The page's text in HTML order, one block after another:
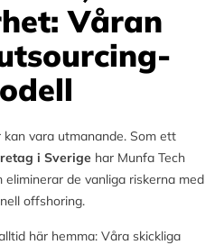
Våran
vara utmanande. Som ett
i Sverige har Munfa Tech
de vanliga riskerna med
offshoring.
här hemma: Våra skickliga